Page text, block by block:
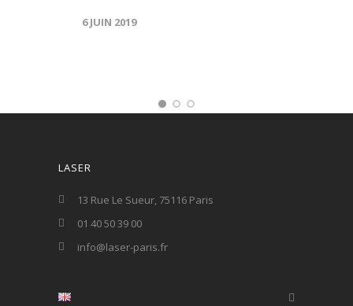
6 JUIN 2019
LASER
13 Rue Le Sueur, 75116 Paris
01 40 50 39 00
info@laser-paris.fr